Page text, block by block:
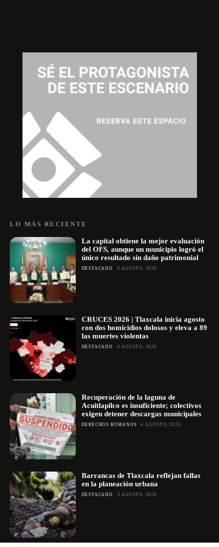
LO MÁS RECIENTE
La capital obtiene la mejor evaluación
del OFS, aunque un municipio logró el
único resultado sin daño patrimonial
DESTACADO 6 AGOSTO, 2026
CRUCES 2026 | Tlaxcala inicia agosto
con dos homicidios dolosos y eleva a 89
las muertes violentas
DESTACADO 6 AGOSTO, 2026
Recuperación de la laguna de
Acuitlapilco es insuficiente; colectivos
exigen detener descargas municipales
DERECHOS HUMANOS 4 AGOSTO, 2026
Barrancas de Tlaxcala reflejan fallas
en la planeación urbana
DESTACADO 3 AGOSTO, 2026